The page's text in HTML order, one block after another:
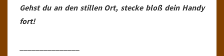
Gehst du an den stillen Ort, stecke bloß dein Handy
fort!